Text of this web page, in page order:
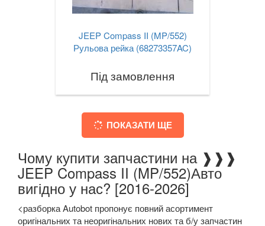
JEEP Compass II (MP/552)
Рульова рейка (68273357AC)
Під замовлення
ПОКАЗАТИ ЩЕ
Чому купити запчастини на ❱❱❱
JEEP Compass II (MP/552)Авто
вигідно у нас? [2016-2026]
<разборка Autobot пропонує повний асортимент
оригінальних та неоригінальних нових та б/у запчастин